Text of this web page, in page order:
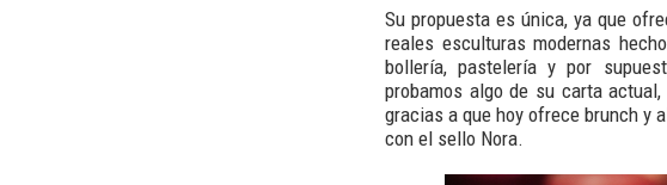
Su propuesta es única, ya que
reales esculturas modernas
bollería, pastelería y por
probamos algo de su carta
gracias a que hoy ofrece brunch y
con el sello Nora.